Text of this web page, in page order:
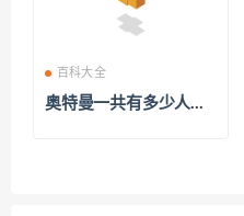
百科大全
奥特曼一共有多少人